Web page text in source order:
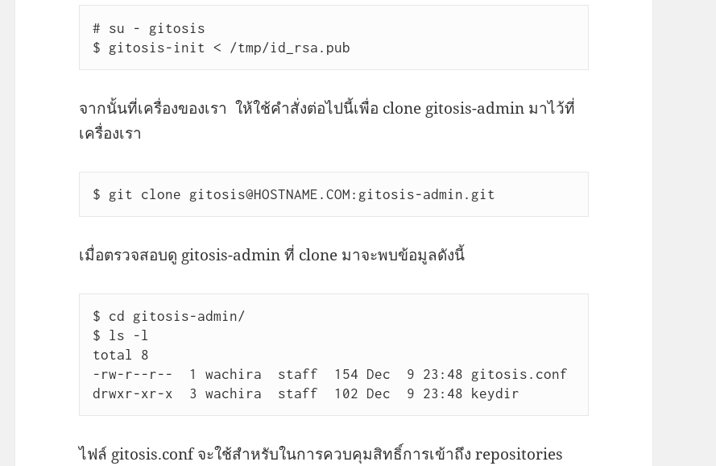
# su - gitosis
$ gitosis-init < /tmp/id_rsa.pub
จากนั้นที่เครื่องของเรา ให้ใช้คำสั่งต่อไปนี้เพื่อ clone gitosis-admin มาไว้ที่
เครื่องเรา
$ git clone gitosis@HOSTNAME.COM:gitosis-admin.git
เมื่อตรวจสอบดู gitosis-admin ที่ clone มาจะพบข้อมูลดังนี้
$ cd gitosis-admin/
$ ls -l
total 8
-rw-r--r--  1 wachira  staff  154 Dec  9 23:48 gitosis.conf
drwxr-xr-x  3 wachira  staff  102 Dec  9 23:48 keydir
ไฟล์ gitosis.conf จะใช้สำหรับในการควบคุมสิทธิ์การเข้าถึง repositories